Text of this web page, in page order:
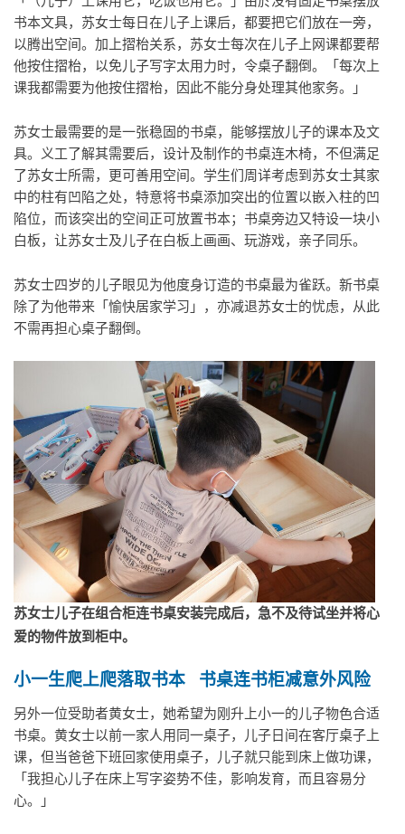
书本文具，苏女士每日在儿子上课后，都要把它们放在一旁，
以腾出空间。加上摺枱关系，苏女士每次在儿子上网课都要帮
他按住摺枱，以免儿子写字太用力时，令桌子翻倒。「每次上
课我都需要为他按住摺枱，因此不能分身处理其他家务。」
苏女士最需要的是一张稳固的书桌，能够摆放儿子的课本及文
具。义工了解其需要后，设计及制作的书桌连木椅，不但满足
了苏女士所需，更可善用空间。学生们周详考虑到苏女士其家
中的柱有凹陷之处，特意将书桌添加突出的位置以嵌入柱的凹
陷位，而该突出的空间正可放置书本；书桌旁边又特设一块小
白板，让苏女士及儿子在白板上画画、玩游戏，亲子同乐。
苏女士四岁的儿子眼见为他度身订造的书桌最为雀跃。新书桌
除了为他带来「愉快居家学习」，亦减退苏女士的忧虑，从此
不需再担心桌子翻倒。
苏女士儿子在组合柜连书桌安装完成后，急不及待试坐并将心
爱的物件放到柜中。
小一生爬上爬落取书本 书桌连书柜减意外风险
另外一位受助者黄女士，她希望为刚升上小一的儿子物色合适
书桌。黄女士以前一家人用同一桌子，儿子日间在客厅桌子上
课，但当爸爸下班回家使用桌子，儿子就只能到床上做功课，
「我担心儿子在床上写字姿势不佳，影响发育，而且容易分
心。」